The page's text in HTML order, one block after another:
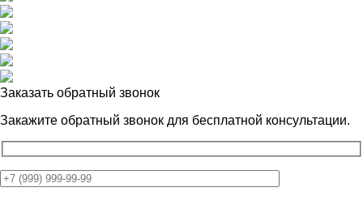
Заказать обратный звонок
Закажите обратный звонок для бесплатной консультации.